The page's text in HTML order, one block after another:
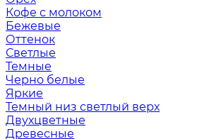
Кофе с молоком
Бежевые
Оттенок
Светлые
Темные
Черно белые
Яркие
Темный низ светлый верх
Двухцветные
Древесные